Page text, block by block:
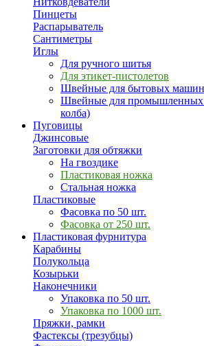
Пинцеты
Распарыватель
Сантиметры
Иглы
Для ручного шитья
Для этикет-пистолетов
Швейные для бытовых машин
Швейные для промышленных
колба)
Пуговицы
Джинсовые
Заготовки для обтяжки
На гвоздике
Пластиковая ножка
Стальная ножка
Пластиковые
Фасовка по 50 шт.
Фасовка от 250 шт.
Пластиковая фурнитура
Карабины
Полукольца
Козырьки
Наконечники
Упаковка по 50 шт.
Упаковка по 1000 шт.
Пряжки, рамки
Фастексы (трезубцы)